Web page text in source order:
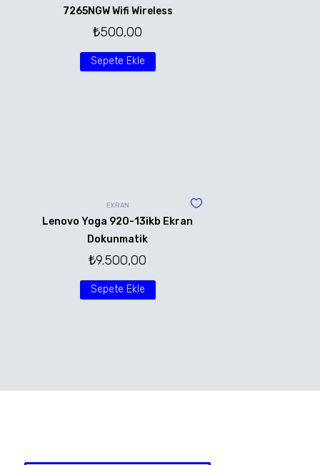
7265NGW Wifi Wireless
₺500,00
Sepete Ekle
EKRAN
Lenovo Yoga 920-13ikb Ekran
Dokunmatik
₺9.500,00
Sepete Ekle